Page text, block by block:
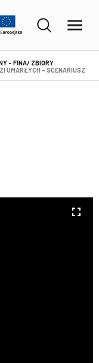
- FINA
ZBIORY
UMARŁYCH - SCENARIUSZ